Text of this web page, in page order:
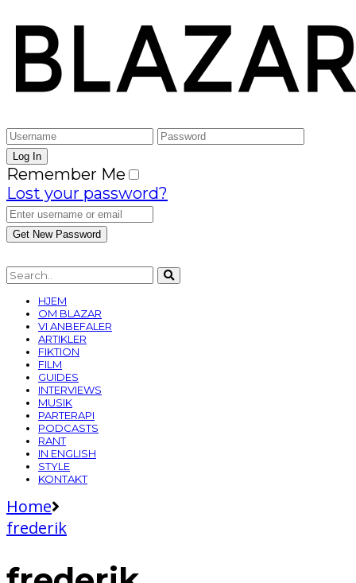
Remember Me
Lost your password?
HJEM
OM BLAZAR
VI ANBEFALER
ARTIKLER
FIKTION
FILM
GUIDES
INTERVIEWS
MUSIK
PARTERAPI
PODCASTS
RANT
IN ENGLISH
STYLE
KONTAKT
Home
frederik